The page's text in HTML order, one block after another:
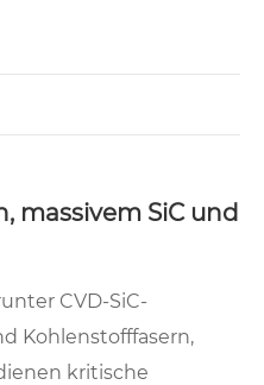
massivem SiC und
CVD-SiC-
Kohlenstofffasern,
kritische